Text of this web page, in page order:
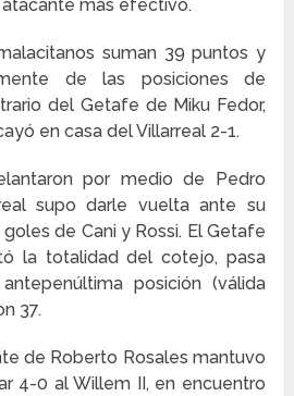
más efectivo.
suman 39 puntos y
de las posiciones de
del Getafe de Miku Fedor,
en casa del Villarreal 2-1.
por medio de Pedro
supo darle vuelta ante su
de Cani y Rossi. El Getafe
la totalidad del cotejo, pasa
posición (válida
37.
de Roberto Rosales mantuvo
4-0 al Willem II, en encuentro